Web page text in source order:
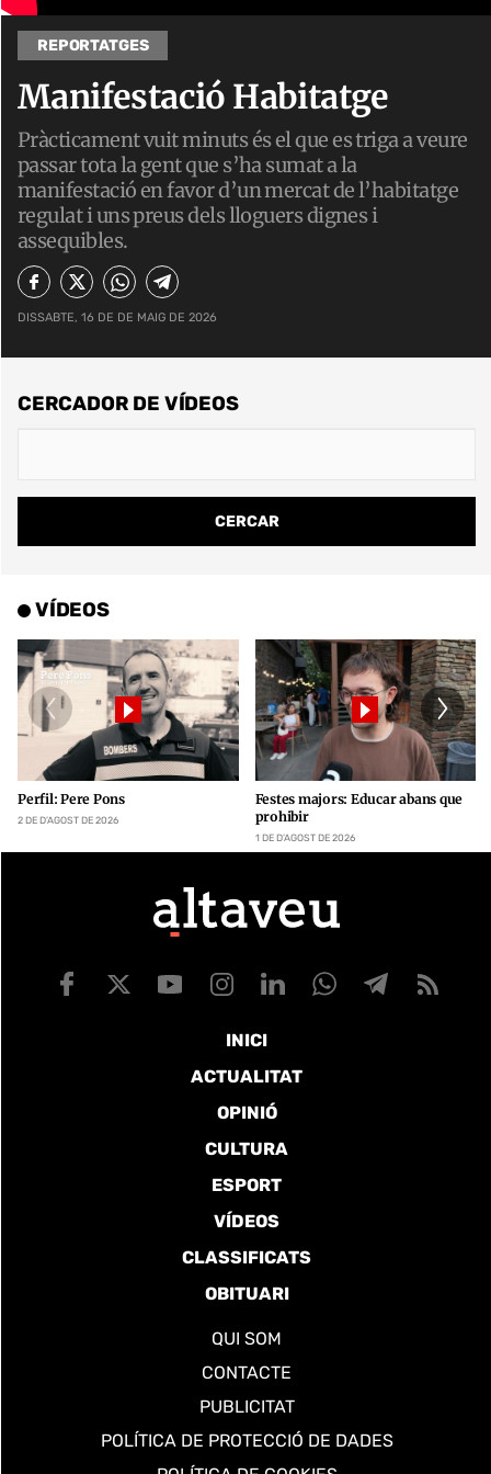
REPORTATGES
Manifestació Habitatge
Pràcticament vuit minuts és el que es triga a veure
passar tota la gent que s’ha sumat a la
manifestació en favor d’un mercat de l’habitatge
regulat i uns preus dels lloguers dignes i
assequibles.
DISSABTE, 16 DE DE MAIG DE 2026
CERCADOR DE VÍDEOS
VÍDEOS
Perfil: Pere Pons
2 DE D’AGOST DE 2026
Festes majors: Educar abans que
prohibir
1 DE D’AGOST DE 2026
INICI
ACTUALITAT
OPINIÓ
CULTURA
ESPORT
VÍDEOS
CLASSIFICATS
OBITUARI
QUI SOM
CONTACTE
PUBLICITAT
POLÍTICA DE PROTECCIÓ DE DADES